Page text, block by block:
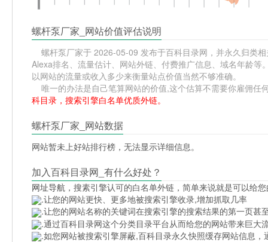
螺杆泵厂家_网站价值评估说明
螺杆泵厂家于 2026-05-09 发布于百科目录网，并永久归类
Alexa排名、流量估计、网站外链、付费推广信息、域名年龄
以网站的流量或收入多少来衡量站点价值当然不够准确。
唯一的办法是自己笔算网站的价值,这个估算不需要你雇佣任
科目录，搜索引擎白名单优质外链。
螺杆泵厂家_网站数据
网站暂未上好站排行榜，无法显示详细信息。
加入百科目录网_有什么好处？
网址导航 ，搜素引擎认可的白名单外链，简单来说就是可以给
.让您的网站更快、更多地被搜索引擎收录,增加抓取几率
.让您的网站名称的关键词在搜索引擎的搜索结果的第一页甚
.通过百科目录网这个分类目录平台从而给您的网站带来巨大
.如您网站被搜索引擎屏蔽,百科目录永久快照缓存网站信息